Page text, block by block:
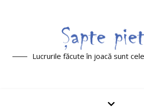
Lucrurile făcute în joacă sunt